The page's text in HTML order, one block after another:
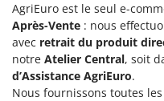
AgriEuro est le seul e-
Après-Vente : nous
avec retrait du produit
notre Atelier Central, soit
d’Assistance AgriEuro.
Nous fournissons toutes les